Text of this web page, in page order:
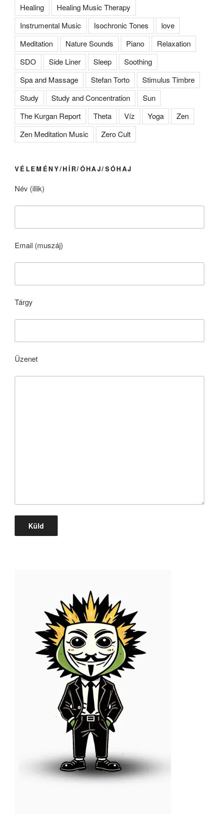
Healing
Healing Music Therapy
Instrumental Music
Isochronic Tones
love
Meditation
Nature Sounds Piano
Relaxation
SDO
Side Liner Sleep
Soothing
Spa and Massage
Stefan Torto
Stimulus Timbre
Study
Study and Concentration
Sun
The Kurgan Report
Theta Víz Yoga
Zen
Zen Meditation Music
Zero Cult
VÉLEMÉNY/HÍR/ÓHAJ/SÓHAJ
Név (illik)
Email (muszáj)
Tárgy
Üzenet